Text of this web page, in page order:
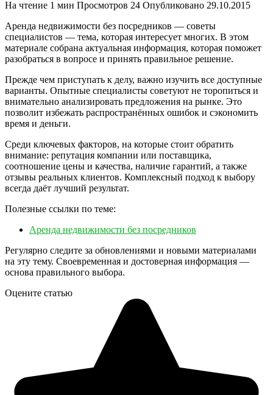
На чтение 1 мин Просмотров 24 Опубликовано 29.10.2015
Аренда недвижимости без посредников — советы
специалистов — тема, которая интересует многих. В этом
материале собрана актуальная информация, которая поможет
разобраться в вопросе и принять правильное решение.
Прежде чем приступать к делу, важно изучить все доступные
варианты. Опытные специалисты советуют не торопиться и
внимательно анализировать предложения на рынке. Это
позволит избежать распространённых ошибок и сэкономить
время и деньги.
Среди ключевых факторов, на которые стоит обратить
внимание: репутация компании или поставщика,
соотношение цены и качества, наличие гарантий, а также
отзывы реальных клиентов. Комплексный подход к выбору
всегда даёт лучший результат.
Полезные ссылки по теме:
Аренда недвижимости без посредников
Регулярно следите за обновлениями и новыми материалами
на эту тему. Своевременная и достоверная информация —
основа правильного выбора.
Оцените статью